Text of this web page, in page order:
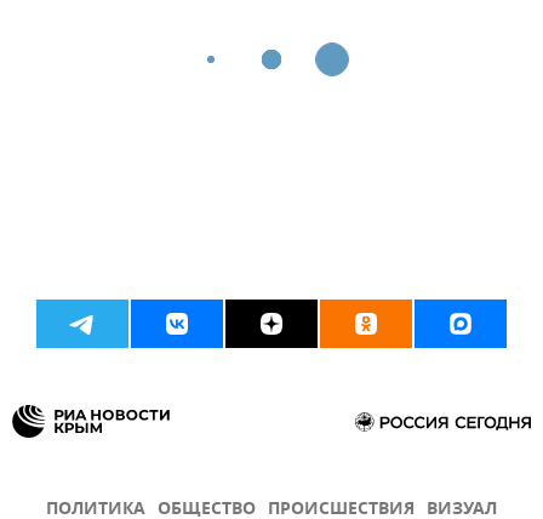
ПОЛИТИКА ОБЩЕСТВО ПРОИСШЕСТВИЯ ВИЗУАЛ